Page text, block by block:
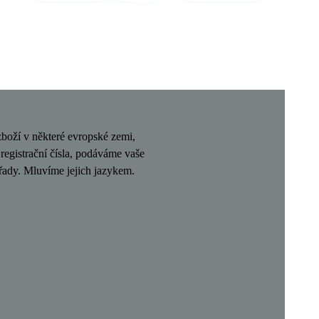
v některé evropské zemi,
čísla, podáváme vaše
Mluvíme jejich jazykem.